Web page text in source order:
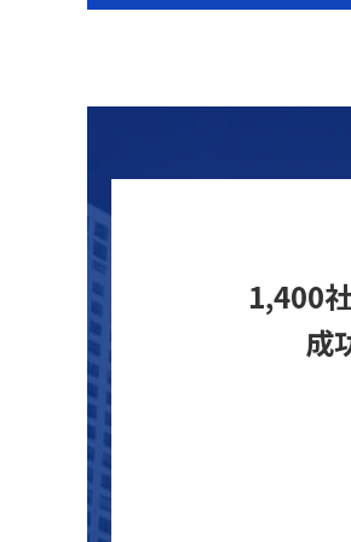
1,400
成